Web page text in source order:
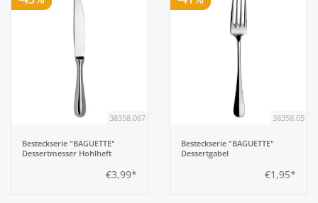
38358.067
Besteckserie "BAGUETTE"
Dessertmesser Hohlheft
€3,99*
38358.05
Besteckserie "BAGUETTE"
Dessertgabel
€1,95*